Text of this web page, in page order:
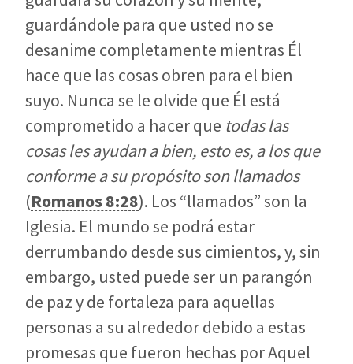
guardándole para que usted no se
desanime completamente mientras Él
hace que las cosas obren para el bien
suyo. Nunca se le olvide que Él está
comprometido a hacer que todas las
cosas les ayudan a bien, esto es, a los que
conforme a su propósito son llamados
(Romanos 8:28). Los “llamados” son la
Iglesia. El mundo se podrá estar
derrumbando desde sus cimientos, y, sin
embargo, usted puede ser un parangón
de paz y de fortaleza para aquellas
personas a su alrededor debido a estas
promesas que fueron hechas por Aquel